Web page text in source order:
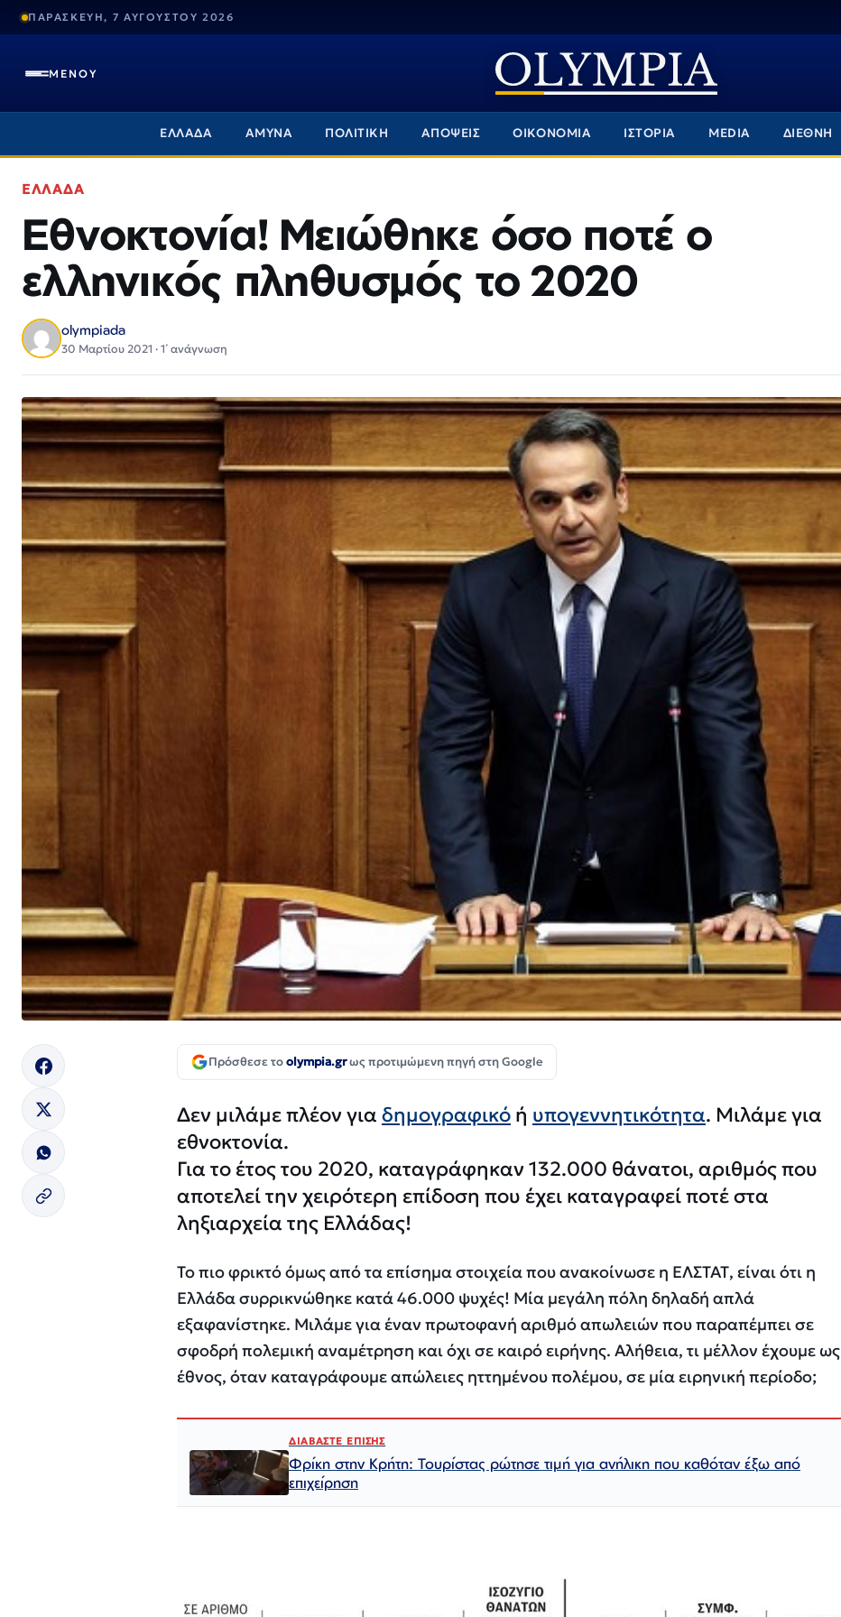
ΠΑΡΑΣΚΕΥΗ, 7 ΑΥΓΟΥΣΤΟΥ 2026
ΜΕΝΟΥ
ΕΛΛΑΔΑ ΑΜΥΝΑ ΠΟΛΙΤΙΚΗ ΑΠΟΨΕΙΣ ΟΙΚΟΝΟΜΙΑ ΙΣΤΟΡΙΑ MEDIA ΔΙΕΘΝΗ
ΕΛΛΑΔΑ
Εθνοκτονία! Μειώθηκε όσο ποτέ ο
ελληνικός πληθυσμός το 2020
olympiada
30 Μαρτίου 2021 · 1΄ ανάγνωση
Πρόσθεσε τοolympia.grως προτιμώμενη πηγή στη Google
Δεν μιλάμε πλέον για δημογραφικό ή υπογεννητικότητα. Μιλάμε για
εθνοκτονία.
Για το έτος του 2020, καταγράφηκαν 132.000 θάνατοι, αριθμός που
αποτελεί την χειρότερη επίδοση που έχει καταγραφεί ποτέ στα
ληξιαρχεία της Ελλάδας!
Το πιο φρικτό όμως από τα επίσημα στοιχεία που ανακοίνωσε η ΕΛΣΤΑΤ, είναι ότι η
Ελλάδα συρρικνώθηκε κατά 46.000 ψυχές! Μία μεγάλη πόλη δηλαδή απλά
εξαφανίστηκε. Μιλάμε για έναν πρωτοφανή αριθμό απωλειών που παραπέμπει σε
σφοδρή πολεμική αναμέτρηση και όχι σε καιρό ειρήνης. Αλήθεια, τι μέλλον έχουμε ως
έθνος, όταν καταγράφουμε απώλειες ηττημένου πολέμου, σε μία ειρηνική περίοδο;
ΔΙΑΒΑΣΤΕ ΕΠΙΣΗΣ
Φρίκη στην Κρήτη: Τουρίστας ρώτησε τιμή για ανήλικη που καθόταν έξω από
επιχείρηση